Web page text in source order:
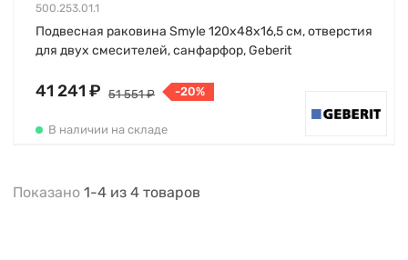
500.253.01.1
Подвесная раковина Smyle 120х48х16,5 см, отверстия
для двух смесителей, санфарфор, Geberit
41 241 ₽ 51 551 ₽ -20%
В наличии на складе
Показано 1-4 из 4 товаров